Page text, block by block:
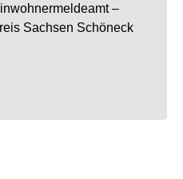
–
Sachsen Schöneck